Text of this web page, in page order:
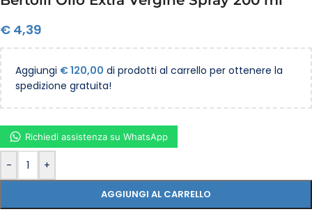
€ 4,39
Aggiungi €120,00 di prodotti al carrello per ottenere la
spedizione gratuita!
- +
AGGIUNGI AL CARRELLO
Richiedi assistenza su WhatsApp